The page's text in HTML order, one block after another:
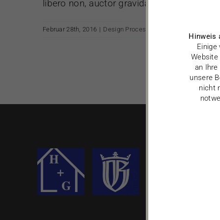
libero non, auctor gravida nibh.
Februar 28th, 2016 | Design Process
Hinweis
Einige
Website
an
unsere
nicht